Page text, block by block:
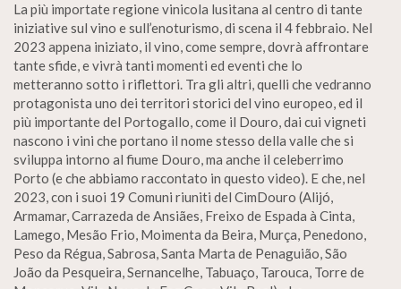
La più importate regione vinicola lusitana al centro di tante
iniziative sul vino e sull’enoturismo, di scena il 4 febbraio. Nel
2023 appena iniziato, il vino, come sempre, dovrà affrontare
tante sfide, e vivrà tanti momenti ed eventi che lo
metteranno sotto i riflettori. Tra gli altri, quelli che vedranno
protagonista uno dei territori storici del vino europeo, ed il
più importante del Portogallo, come il Douro, dai cui vigneti
nascono i vini che portano il nome stesso della valle che si
sviluppa intorno al fiume Douro, ma anche il celeberrimo
Porto (e che abbiamo raccontato in questo video). E che, nel
2023, con i suoi 19 Comuni riuniti del CimDouro (Alijó,
Armamar, Carrazeda de Ansiães, Freixo de Espada à Cinta,
Lamego, Mesão Frio, Moimenta da Beira, Murça, Penedono,
Peso da Régua, Sabrosa, Santa Marta de Penaguião, São
João da Pesqueira, Sernancelhe, Tabuaço, Tarouca, Torre de